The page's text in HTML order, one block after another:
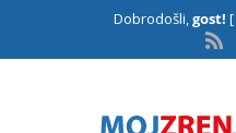
Dobrodošli,gost! [